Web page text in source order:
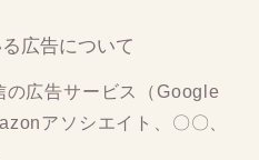
広告について
の広告サービス（Google
アソシエイト、〇〇、